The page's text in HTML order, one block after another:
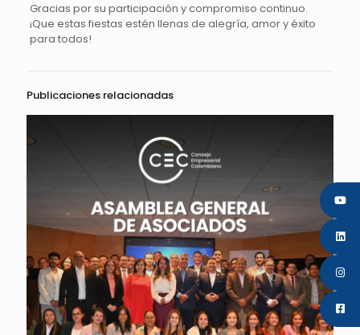
Gracias por su participación y compromiso continuo.
¡Que estas fiestas estén llenas de alegría, amor y éxito
para todos!
Publicaciones relacionadas